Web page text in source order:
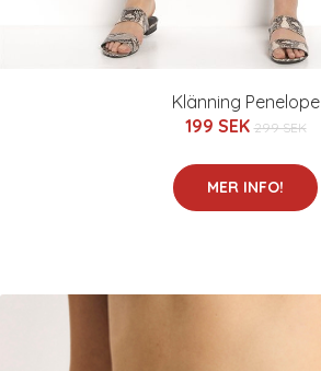
Klänning Penelope
199 SEK 299 SEK
MER INFO!